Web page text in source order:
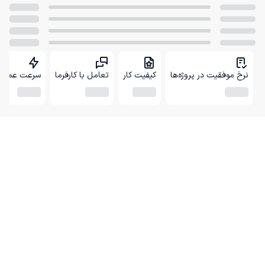
نرخ موفقیت در پروژه‌ها کیفیت کار تعامل با کارفرما سرعت عمل